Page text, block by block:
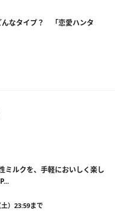
んなタイプ？ 「恋愛ハンタ
ミルクを、手軽においしく楽し
）23:59まで